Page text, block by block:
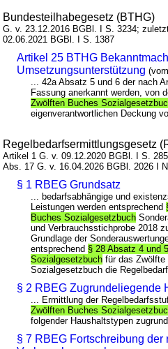
Bundesteilhabegesetz (BTHG)
G. v. 23.12.2016 BGBl. I S. 3234;
02.06.2021 BGBl. I S. 1387
Artikel 25 BTHG
Umsetzungsunterstützung
... 42a Absatz 5 und 6 der nach
Fassung anerkannt werden, von
Zwölften Buches
eigenverantwortlichen Deckung
Regelbedarfsermittlungsgesetz
Artikel 1 G. v. 09.12.2020 BGBl. I S.
Abs. 17 G. v. 16.04.2026 BGBl. 2026 I
§ 1 RBEG Grundsatz
... bedarfsabhängige und
Leistungen werden entsprechend
Buches Sozialgesetzbuch
und Verbrauchsstichprobe 2018
Grundlage der
entsprechend § 28 Absatz 4 und
Sozialgesetzbuch für das
Sozialgesetzbuch die
§ 2 RBEG Zugrundeliegende
... Ermittlung der
Zwölften Buches
folgender Haushaltstypen
§ 7 RBEG Fortschreibung der